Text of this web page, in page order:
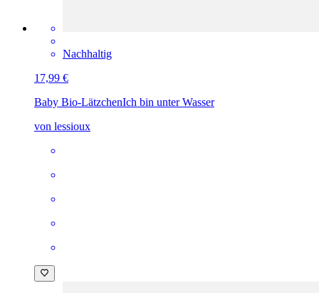
Nachhaltig
17,99 €
Baby Bio-LätzchenIch bin unter Wasser
von lessioux